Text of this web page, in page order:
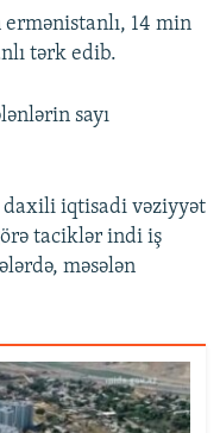
720p
ermənistanlı, 14 min
tərk edib.
sayı
daxili iqtisadi vəziyyət
taciklər indi iş
məsələn